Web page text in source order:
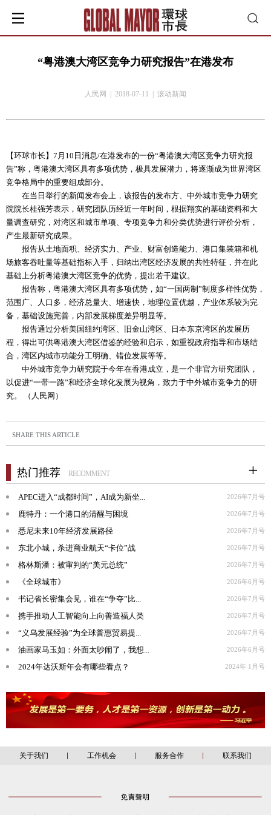
“粤港澳大湾区竞争力研究报告”在港发布
人民网 | 2018-07-11 | 滚动新闻
【环球市长】7月10日消息/在港发布的一份“粤港澳大湾区竞争力研究报
告”称，粤港澳大湾区具有多项优势，极具发展潜力，将逐渐成为世界湾区
竞争格局中的重要组成部分。
在当日举行的新闻发布会上，该报告的发布方、中外城市竞争力研究
院院长桂强芳表示，研究团队历经近一年时间，根据翔实的基础资料和大
量调查研究，对湾区和城市单项、专项竞争力和分类优势进行评价分析，
产生最新研究成果。
报告从土地面积、经济实力、产业、财富创造能力、港口集装箱和机
场旅客吞吐量等基础指标入手，归纳出湾区经济发展的共性特征，并在此
基础上分析粤港澳大湾区竞争的优势，提出若干建议。
报告称，粤港澳大湾区具有多项优势，如“一国两制”制度多样性优势，
范围广、人口多，经济总量大、增速快，地理位置优越，产业体系较为完
备，基础设施完善，内部发展梯度差异明显等。
报告通过分析美国纽约湾区、旧金山湾区、日本东京湾区的发展历
程，得出可供粤港澳大湾区借鉴的经验和启示，如重视政府指导和市场结
合，湾区内城市功能分工明确、错位发展等等。
中外城市竞争力研究院于今年在香港成立，是一个非官方研究团队，
以促进“一带一路”和经济全球化发展为视角，致力于中外城市竞争力的研
究。 （人民网）
SHARE THIS ARTICLE
热门推荐 RECOMMENT
APEC进入“成都时间”，AI成为新坐... 2026年7月号
鹿特丹：一个港口的清醒与困境 2026年7月号
悉尼未来10年经济发展路径 2026年7月号
东北小城，杀进商业航天“卡位”战 2026年7月号
格林斯潘：被审判的“美元总统” 2026年7月号
《全球城市》 2026年6月号
书记省长密集会见，谁在“争夺”比... 2026年7月号
携手推动人工智能向上向善造福人类 2026年7月号
“义乌发展经验”为全球普惠贸易提... 2026年7月号
油画家马玉如：外面太吵闹了，我想... 2026年6月号
2024年达沃斯年会有哪些看点？ 2024年 1月号
关于我们 工作机会 服务合作 联系我们